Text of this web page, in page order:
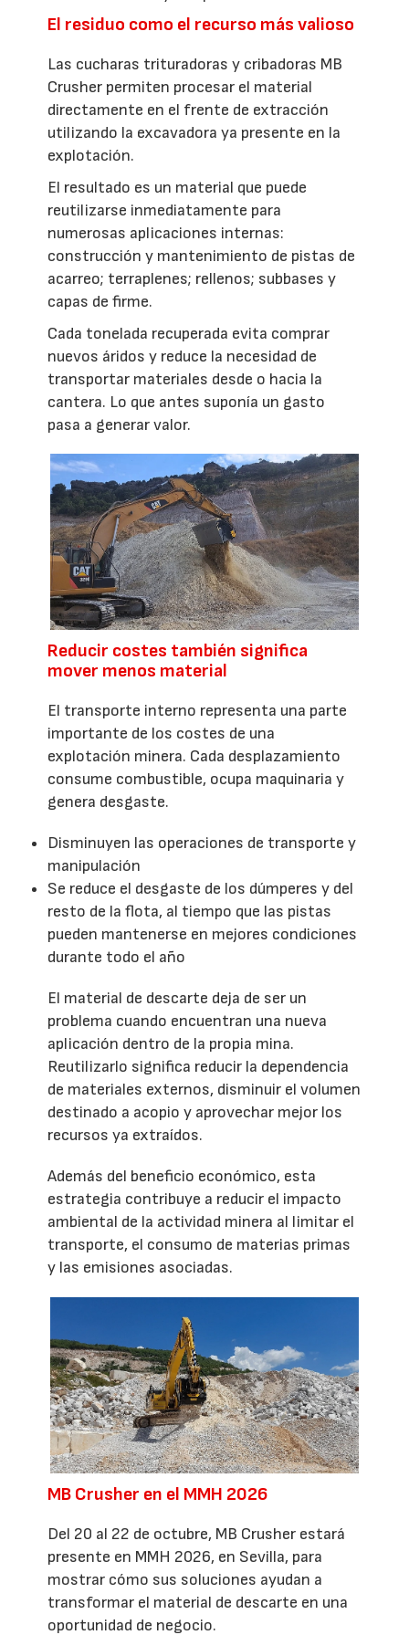
El residuo como el recurso más valioso
Las cucharas trituradoras y cribadoras MB
Crusher permiten procesar el material
directamente en el frente de extracción
utilizando la excavadora ya presente en la
explotación.
El resultado es un material que puede
reutilizarse inmediatamente para
numerosas aplicaciones internas:
construcción y mantenimiento de pistas de
acarreo; terraplenes; rellenos; subbases y
capas de firme.
Cada tonelada recuperada evita comprar
nuevos áridos y reduce la necesidad de
transportar materiales desde o hacia la
cantera. Lo que antes suponía un gasto
pasa a generar valor.
Reducir costes también significa
mover menos material
El transporte interno representa una parte
importante de los costes de una
explotación minera. Cada desplazamiento
consume combustible, ocupa maquinaria y
genera desgaste.
Disminuyen las operaciones de transporte y
manipulación
Se reduce el desgaste de los dúmperes y del
resto de la flota, al tiempo que las pistas
pueden mantenerse en mejores condiciones
durante todo el año
El material de descarte deja de ser un
problema cuando encuentran una nueva
aplicación dentro de la propia mina.
Reutilizarlo significa reducir la dependencia
de materiales externos, disminuir el volumen
destinado a acopio y aprovechar mejor los
recursos ya extraídos.
Además del beneficio económico, esta
estrategia contribuye a reducir el impacto
ambiental de la actividad minera al limitar el
transporte, el consumo de materias primas
y las emisiones asociadas.
MB Crusher en el MMH 2026
Del 20 al 22 de octubre, MB Crusher estará
presente en MMH 2026, en Sevilla, para
mostrar cómo sus soluciones ayudan a
transformar el material de descarte en una
oportunidad de negocio.